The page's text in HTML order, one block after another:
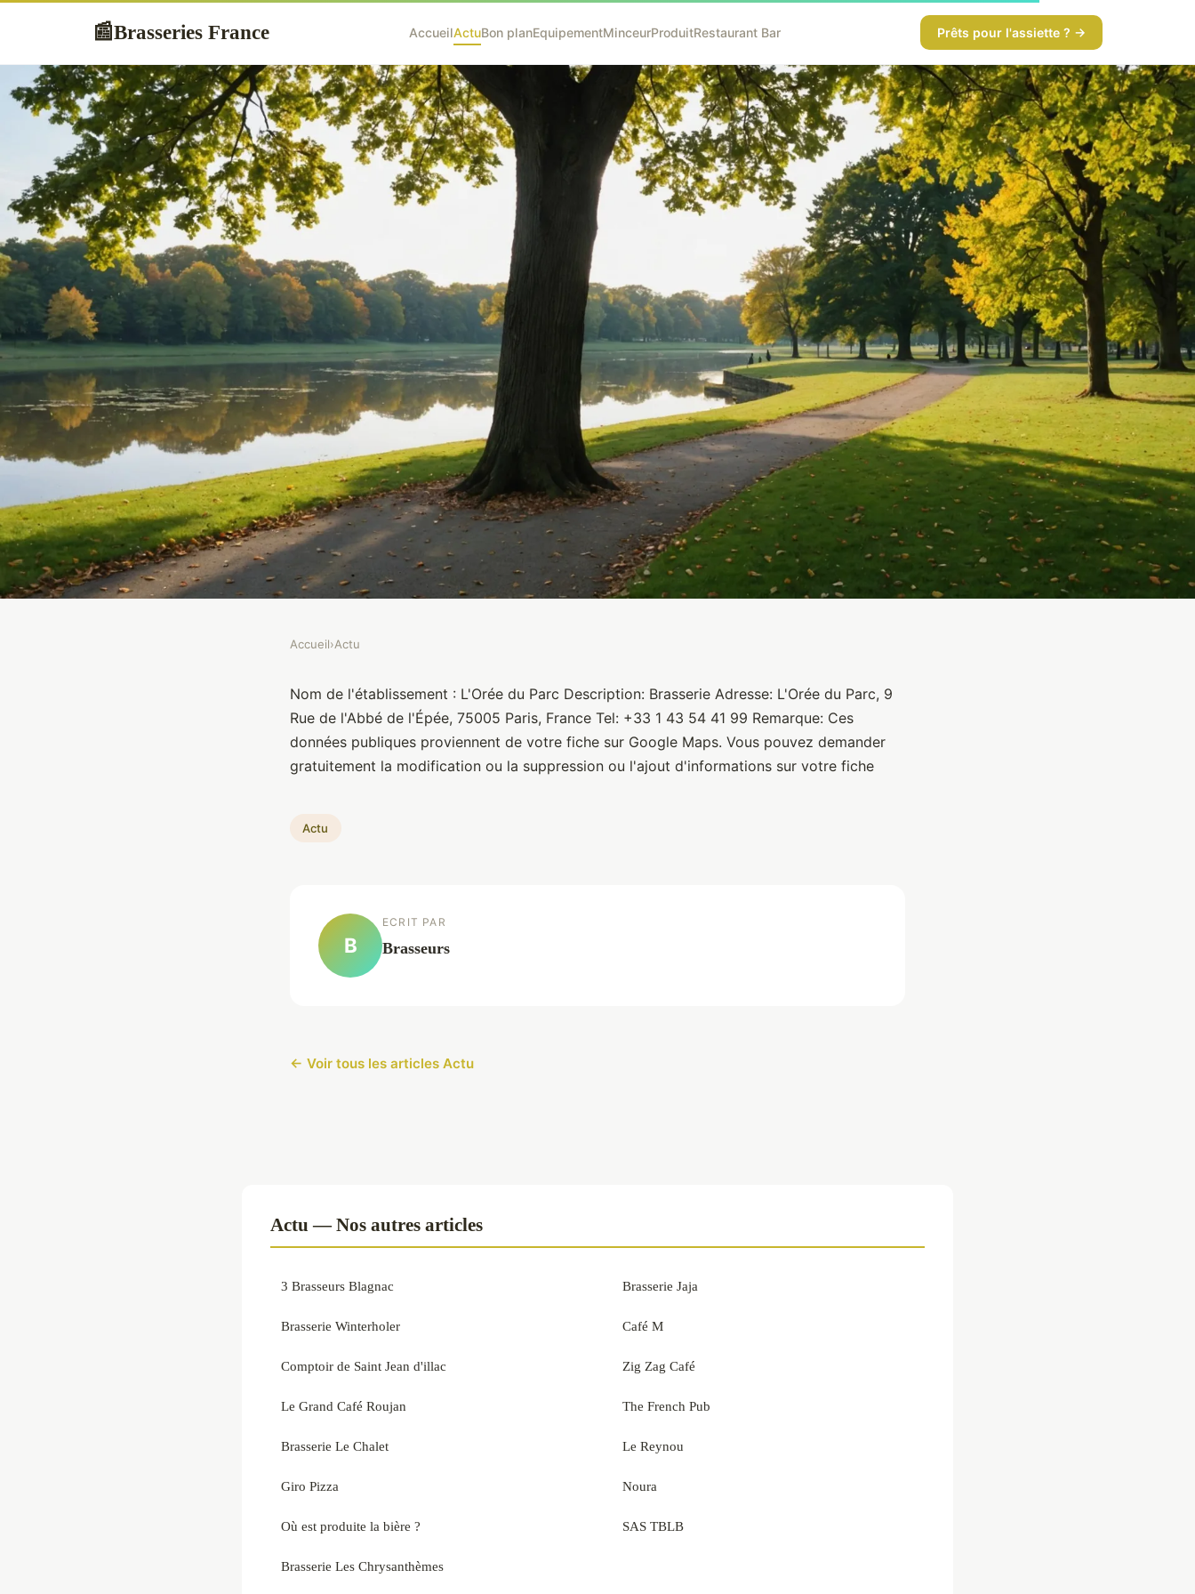
📰Brasseries France AccueilActuBon planEquipementMinceurProduitRestaurant Bar Prêts pour l'assiette ? →
L'Orée du Parc
Accueil›Actu
Nom de l'établissement : L'Orée du Parc Description: Brasserie Adresse: L'Orée du Parc, 9
Rue de l'Abbé de l'Épée, 75005 Paris, France Tel: +33 1 43 54 41 99 Remarque: Ces
données publiques proviennent de votre fiche sur Google Maps. Vous pouvez demander
gratuitement la modification ou la suppression ou l'ajout d'informations sur votre fiche
Actu
B
ECRIT PAR
Brasseurs
← Voir tous les articles Actu
Actu — Nos autres articles
3 Brasseurs Blagnac
Brasserie Winterholer
Comptoir de Saint Jean d'illac
Le Grand Café Roujan
Brasserie Le Chalet
Giro Pizza
Où est produite la bière ?
Brasserie Les Chrysanthèmes
Brasserie Jaja
Café M
Zig Zag Café
The French Pub
Le Reynou
Noura
SAS TBLB